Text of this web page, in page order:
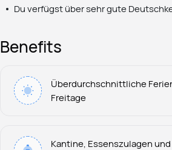
Du verfügst über sehr gute
Benefits
Überdurchschnittliche
Freitage
Kantine, Essenszulagen und